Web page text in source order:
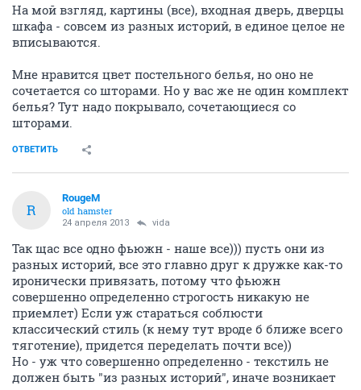
На мой взгляд, картины (все), входная дверь, дверцы
шкафа - совсем из разных историй, в единое целое не
вписываются.
Мне нравится цвет постельного белья, но оно не
сочетается со шторами. Но у вас же не один комплект
белья? Тут надо покрывало, сочетающиеся со
шторами.
ОТВЕТИТЬ
R
RougeM
old hamster
24 апреля 2013 vida
Так щас все одно фьюжн - наше все))) пусть они из
разных историй, все это главно друг к дружке как-то
иронически привязать, потому что фьюжн
совершенно определенно строгость никакую не
приемлет) Если уж стараться соблюсти
классический стиль (к нему тут вроде б ближе всего
тяготение), придется переделать почти все))
Но - уж что совершенно определенно - текстиль не
должен быть "из разных историй", иначе возникает